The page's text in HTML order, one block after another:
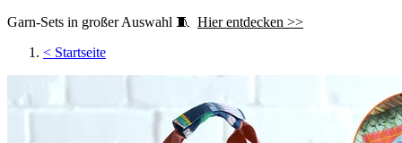
Garn-Sets in großer Auswahl 🧵 Hier entdecken >>
< Startseite